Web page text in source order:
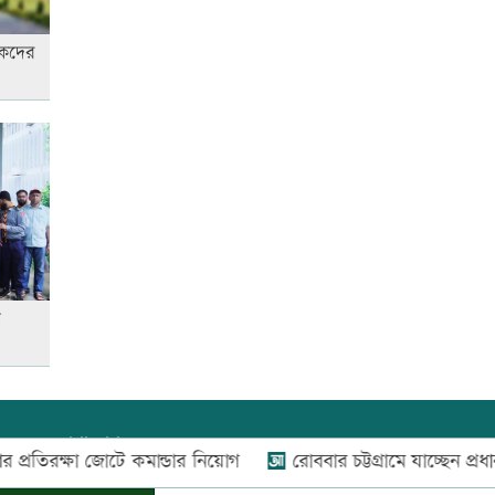
যোগাযোগ:০২-৫৫১১১৬৬০,০১৬০০৩৪৪৩৭০-৭১,
নিউজ রুম:০১৬০০৩৪৪৩৭২,
জোটে কমান্ডার নিয়োগ রোববার চট্টগ্রামে যাচ্ছেন প্রধানমন্ত্রী